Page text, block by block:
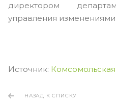
директором
управления
Источник:
НАЗАД К СПИСКУ